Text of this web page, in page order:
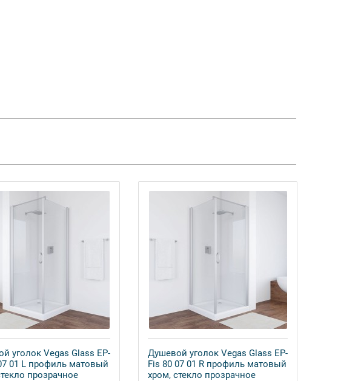
уголок Vegas Glass EP-
01 L профиль матовый
прозрачное
Душевой уголок Vegas Glass EP-
Fis 80 07 01 R профиль матовый
хром, стекло прозрачное